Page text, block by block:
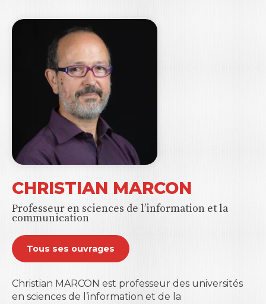
CHRISTIAN MARCON
Professeur en sciences de l’information et la
communication
Tous ses ouvrages
Christian MARCON est professeur des universités
en sciences de l’information et de la